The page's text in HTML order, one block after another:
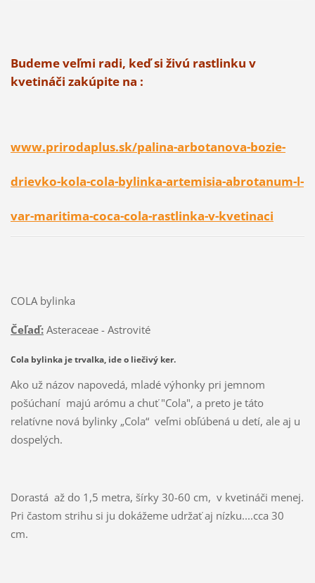
Budeme veľmi radi, keď si živú rastlinku v
kvetináči zakúpite na :
www.prirodaplus.sk/palina-arbotanova-bozie-
drievko-kola-cola-bylinka-artemisia-abrotanum-l-
var-maritima-coca-cola-rastlinka-v-kvetinaci
COLA bylinka
Čeľaď:Asteraceae - Astrovité
Cola bylinka je trvalka, ide o liečivý ker.
Ako už názov napovedá, mladé výhonky pri jemnom
pošúchaní majú arómu a chuť "Cola", a preto je táto
relatívne nová bylinky „Cola“ veľmi obľúbená u detí, ale aj u
dospelých.
Dorastá až do 1,5 metra, šírky 30-60 cm, v kvetináči menej.
Pri častom strihu si ju dokážeme udržať aj nízku....cca 30
cm.